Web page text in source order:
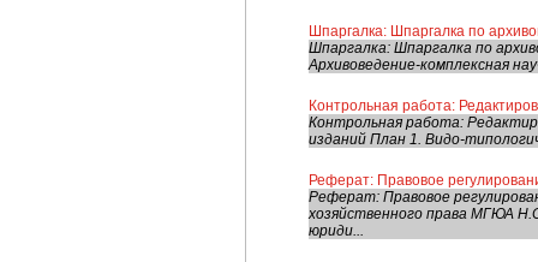
Шпаргалка: Шпаргалка по
Шпаргалка: Шпаргалка по
Архивоведение-комплексная
Контрольная работа:
Контрольная работа:
изданий План 1. Видо-
Реферат: Правовое
Реферат: Правовое
хозяйственного права МГЮА
юриди...